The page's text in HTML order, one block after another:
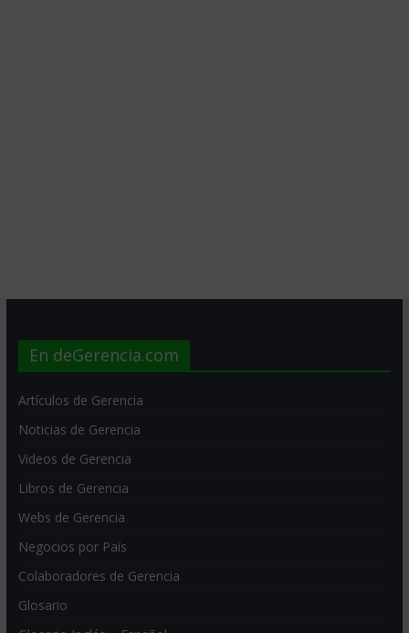
En deGerencia.com
Artículos de Gerencia
Noticias de Gerencia
Videos de Gerencia
Libros de Gerencia
Webs de Gerencia
Negocios por País
Colaboradores de Gerencia
Glosario